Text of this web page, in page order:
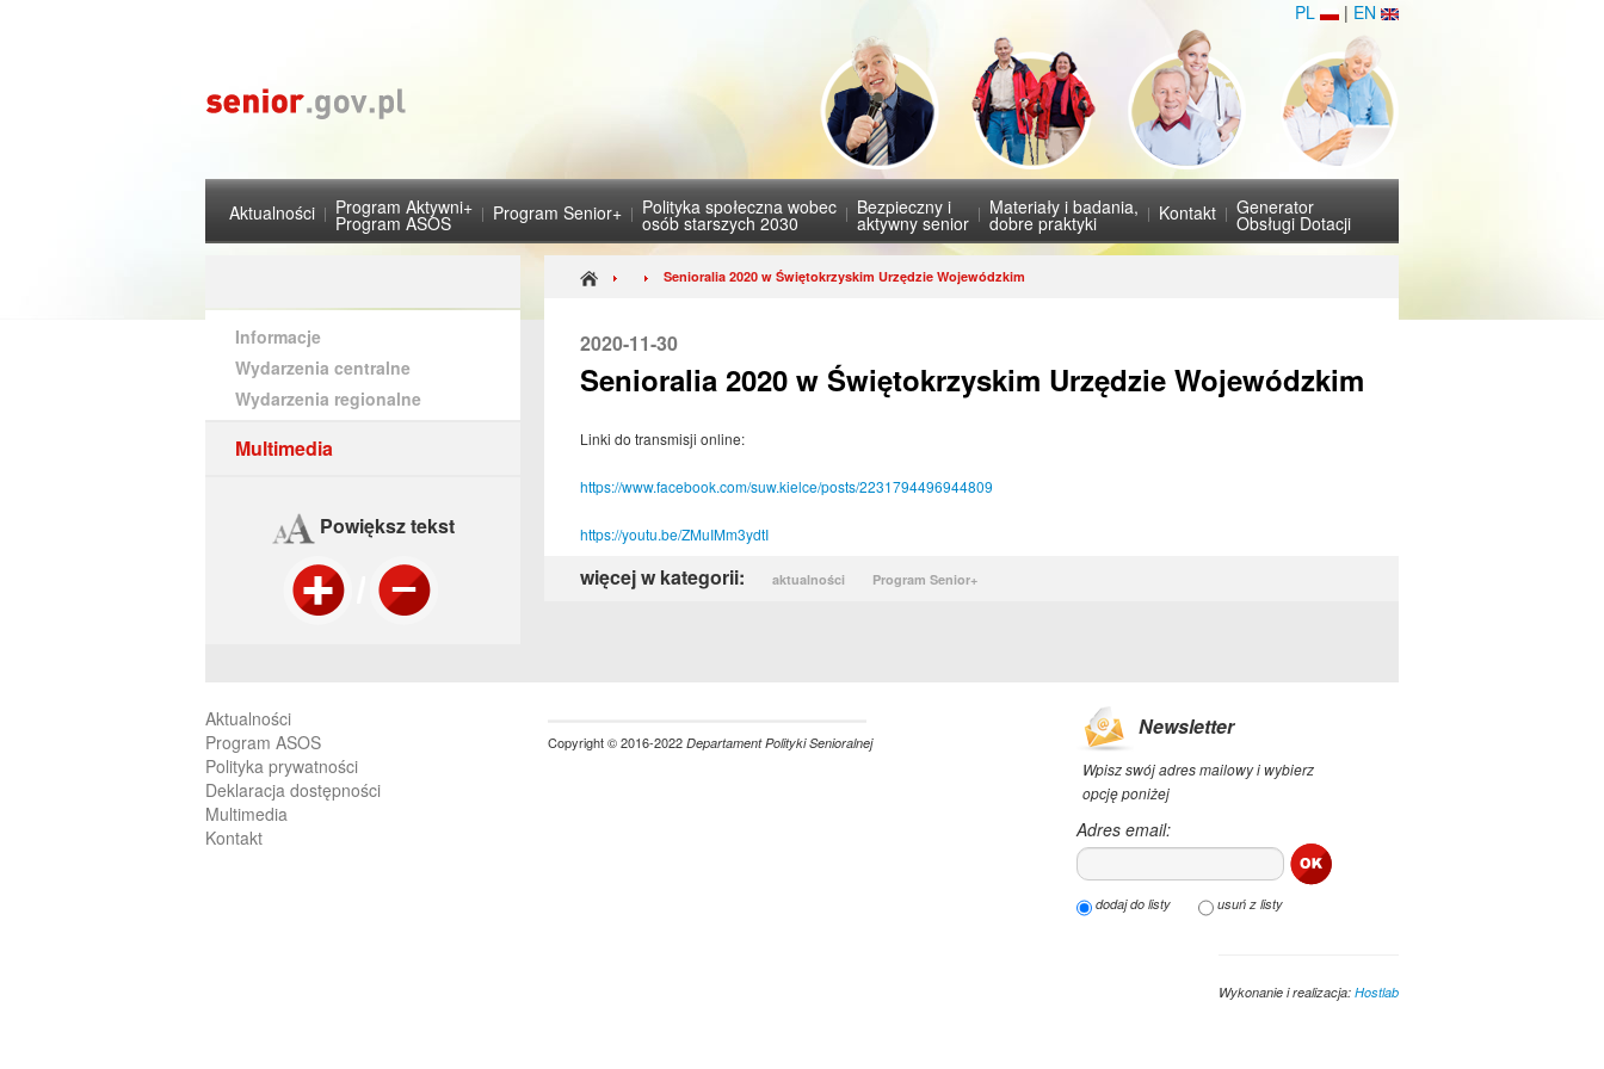
PL | EN
Aktualności Program Aktywni+
Program ASOS Program Senior+ Polityka społeczna wobec
osób starszych 2030
Bezpieczny i
aktywny senior
Materiały i badania,
dobre praktyki Kontakt Generator
Obsługi Dotacji
Informacje
Wydarzenia centralne
Wydarzenia regionalne
Multimedia
Powiększ tekst
Senioralia 2020 w Świętokrzyskim Urzędzie Wojewódzkim
2020-11-30
Senioralia 2020 w Świętokrzyskim Urzędzie Wojewódzkim
Linki do transmisji online:
https://www.facebook.com/suw.kielce/posts/2231794496944809
https://youtu.be/ZMuIMm3ydtI
więcej w kategorii: aktualności Program Senior+
Aktualności
Program ASOS
Polityka prywatności
Deklaracja dostępności
Multimedia
Kontakt
Copyright © 2016-2022 Departament Polityki Senioralnej
Newsletter
Wpisz swój adres mailowy i wybierz
opcję poniżej
Adres email:
dodaj do listy usuń z listy
Wykonanie i realizacja: Hostlab